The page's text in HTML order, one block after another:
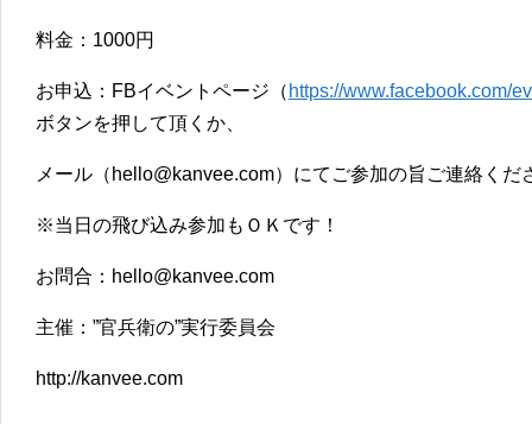
料金：1000円
お申込：FBイベントページ（ https://www.facebook.com/
ボタンを押して頂くか、
メール（hello@kanvee.com）にてご参加の旨ご連絡くだ
※当日の飛び込み参加もＯＫです！
お問合：hello@kanvee.com
主催：”官兵衛の”実行委員会
http://kanvee.com